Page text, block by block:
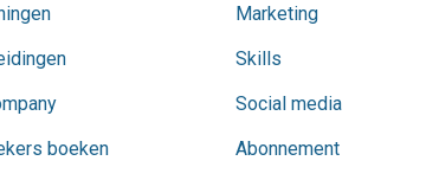
boeken
Marketing
Skills
Social media
Abonnement